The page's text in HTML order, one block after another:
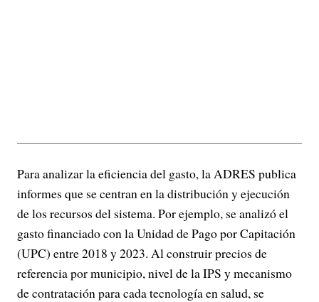
Para analizar la eficiencia del gasto, la ADRES publica
informes que se centran en la distribución y ejecución
de los recursos del sistema. Por ejemplo, se analizó el
gasto financiado con la Unidad de Pago por Capitación
(UPC) entre 2018 y 2023. Al construir precios de
referencia por municipio, nivel de la IPS y mecanismo
de contratación para cada tecnología en salud, se